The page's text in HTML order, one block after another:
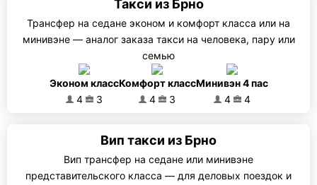
Такси из Брно
Трансфер на седане эконом и комфорт класса или на
минивэне — аналог заказа такси на человека, пару или
семью
Эконом класс
4
3
Комфорт класс
4
3
Минивэн 4 пас
4
4
Вип такси из Брно
Вип трансфер на седане или минивэне
представительского класса — для деловых поездок и